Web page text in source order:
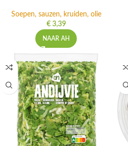
Soepen, sauzen, kruiden, olie
€3,39
NAAR AH